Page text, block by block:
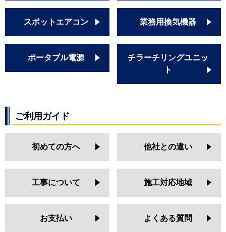
スポットエアコン 業務用換気機器
ポータブル電源
チラーチリングユニッ
ト
ご利用ガイド
初めての方へ 他社との違い
工事について 施工対応地域
お支払い よくある質問